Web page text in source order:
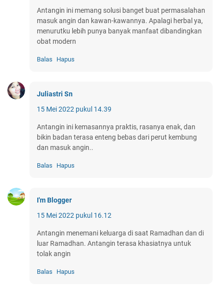
Antangin ini memang solusi banget buat permasalahan
masuk angin dan kawan-kawannya. Apalagi herbal ya,
menurutku lebih punya banyak manfaat dibandingkan
obat modern
Balas Hapus
Juliastri Sn
15 Mei 2022 pukul 14.39
Antangin ini kemasannya praktis, rasanya enak, dan
bikin badan terasa enteng bebas dari perut kembung
dan masuk angin..
Balas Hapus
I'm Blogger
15 Mei 2022 pukul 16.12
Antangin menemani keluarga di saat Ramadhan dan di
luar Ramadhan. Antangin terasa khasiatnya untuk
tolak angin
Balas Hapus